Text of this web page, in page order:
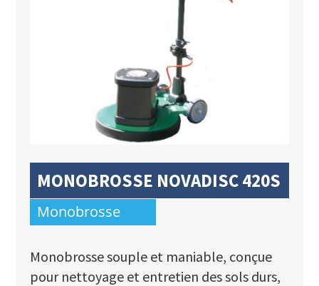
MONOBROSSE NOVADISC 420S
Monobrosse
Monobrosse souple et maniable, conçue
pour nettoyage et entretien des sols durs,